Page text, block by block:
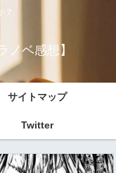
？
ノベ感想】
サイトマップ
Twitter